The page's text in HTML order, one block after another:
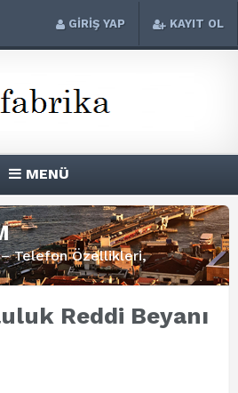
GİRİŞ YAP KAYIT OL
MENÜ
Telefon Özellikleri,
Reddi Beyanı